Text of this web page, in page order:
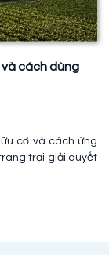
và cách dùng
cơ và cách ứng
trại giải quyết